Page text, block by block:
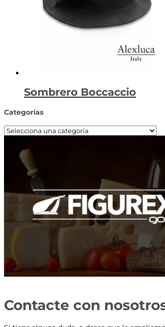
Sombrero Boccaccio
Categorías
Contacte con